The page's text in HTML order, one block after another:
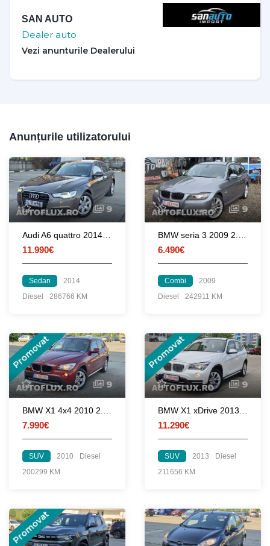
SAN AUTO
Dealer auto
Anunțurile utilizatorului
9
11.990€
Sedan
2014
Diesel
286766 KM
9
6.490€
Combi
2009
Diesel
242911 KM
Promovat
9
7.990€
SUV 2010
Diesel
200299 KM
Promovat
9
11.290€
SUV 2013
Diesel
211656 KM
Promovat